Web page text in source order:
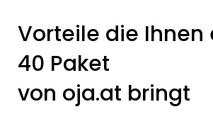
Vorteile die Ihnen
40 Paket
von oja.at bringt